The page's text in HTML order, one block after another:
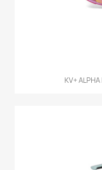
KV+